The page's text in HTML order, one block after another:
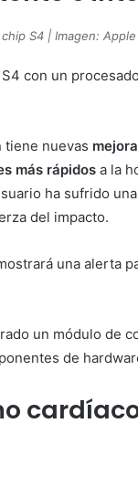
S4 | Imagen: Apple
con un
tiene nuevas
más rápidos a la
ha sufrido
del impacto.
una alerta
un módulo de
de